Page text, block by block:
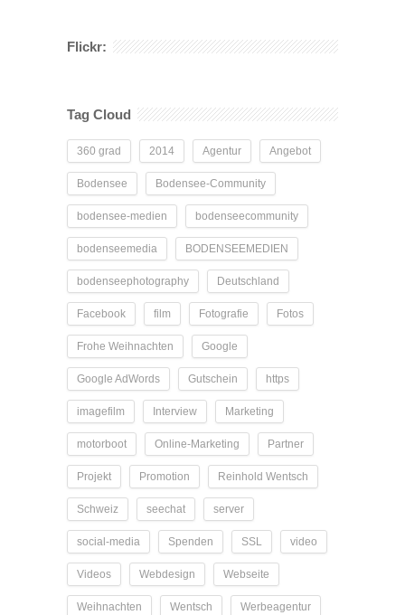
Flickr:
Tag Cloud
360 grad 2014 Agentur Angebot
Bodensee Bodensee-Community
bodensee-medien bodenseecommunity
bodenseemedia BODENSEEMEDIEN
bodenseephotography Deutschland
Facebook film Fotografie Fotos
Frohe Weihnachten Google
Google AdWords Gutschein https
imagefilm Interview Marketing
motorboot Online-Marketing Partner
Projekt Promotion Reinhold Wentsch
Schweiz seechat server
social-media Spenden SSL video
Videos Webdesign Webseite
Weihnachten Wentsch Werbeagentur